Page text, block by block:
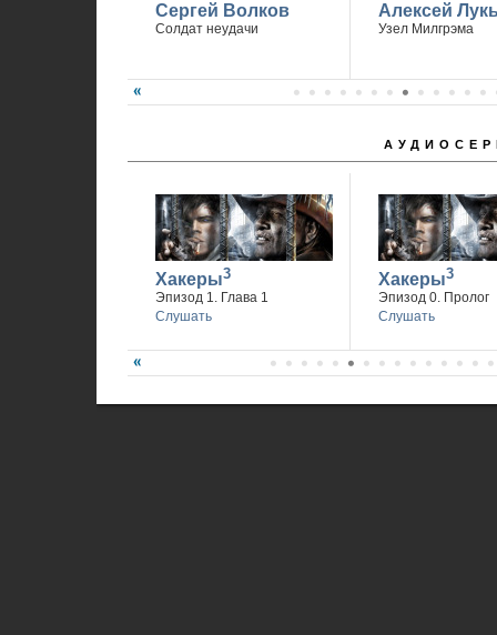
Сергей Волков
Солдат неудачи
Алексей
Узел Милгрэма
Хакеры3
Эпизод 1. Глава 1
Слушать
Хакеры3
Эпизод 0. Пролог
Слушать